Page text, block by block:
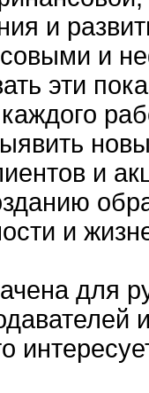
и
и
эти
и
и
для